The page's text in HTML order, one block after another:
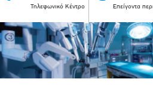
Τηλεφωνικό Κέντρο Επείγοντα